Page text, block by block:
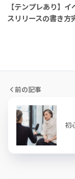
【テンプレあり】
スリリースの書き方
前の記事
初